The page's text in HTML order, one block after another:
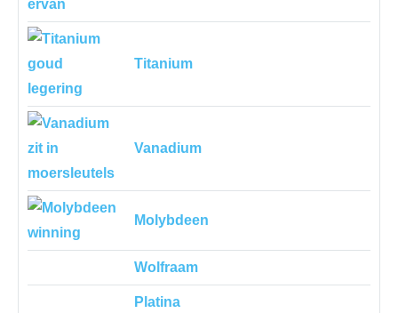
Titanium
Vanadium
Molybdeen
Wolfraam
Platina